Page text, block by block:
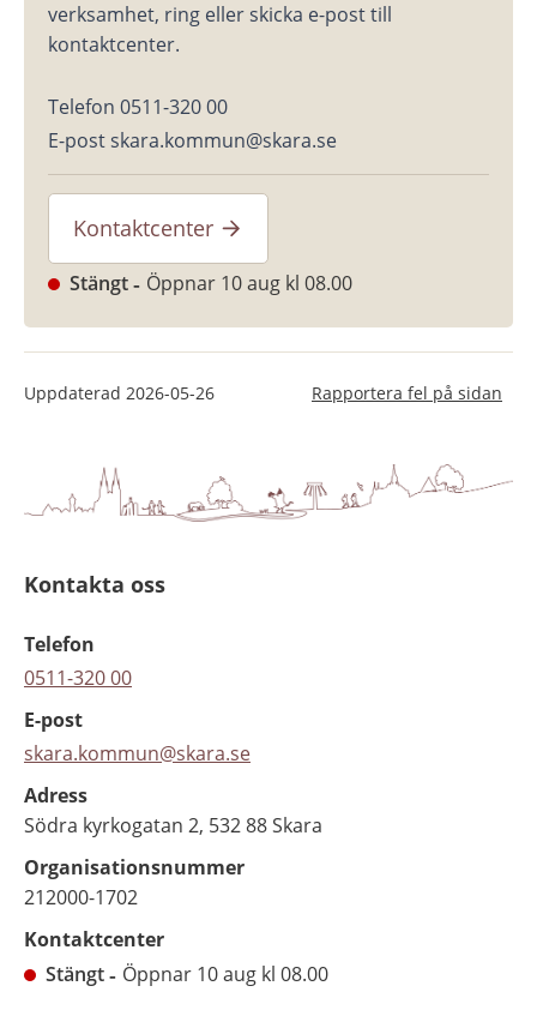
verksamhet, ring eller skicka e-post till
kontaktcenter.
Telefon 0511-320 00
E-post skara.kommun@skara.se
Kontaktcenter
Stängt Öppnar 10 aug kl 08.00
Uppdaterad 2026-05-26 Rapportera fel på sidan
Kontakta oss
Telefon
0511-320 00
E-post
skara.kommun@skara.se
Adress
Södra kyrkogatan 2, 532 88 Skara
Organisationsnummer
212000-1702
Kontaktcenter
Stängt
Öppnar 10 aug kl 08.00